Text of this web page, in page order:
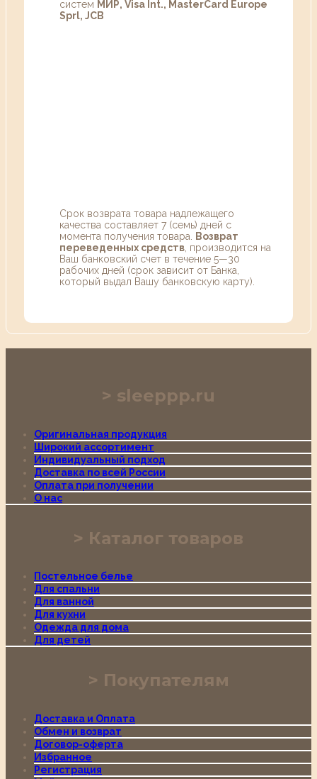
систем МИР, Visa Int., MasterCard Europe
Sprl, JCB
Срок возврата товара надлежащего
качества составляет 7 (семь) дней с
момента получения товара.
Возврат
переведенных средств , производится на
Ваш банковский счет в течение 5—30
рабочих дней (срок зависит от Банка,
который выдал Вашу банковскую карту).
sleeppp.ru
Оригинальная продукция
Широкий ассортимент
Индивидуальный подход
Доставка по всей России
Оплата при получении
О нас
Каталог товаров
Постельное белье
Для спальни
Для ванной
Для кухни
Одежда для дома
Для детей
Покупателям
Доставка и Оплата
Обмен и возврат
Договор-оферта
Избранное
Регистрация